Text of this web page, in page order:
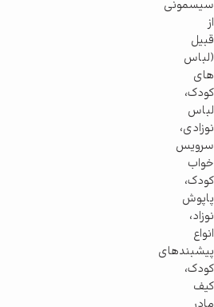
سیسمونی
از
قبیل
(لباس
های
کودک،
لباس
نوزادی،
سرویس
خواب
کودک،
پاپوش
نوزاد،
انواع
پیشبندهای
کودک،
کیف